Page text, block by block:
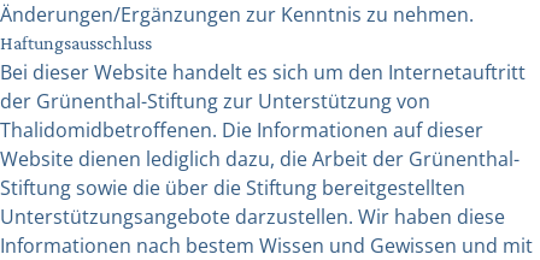
Änderungen/Ergänzungen zur Kenntnis zu nehmen.
Haftungsausschluss
Bei dieser Website handelt es sich um den Internetauftritt
der Grünenthal-Stiftung zur Unterstützung von
Thalidomidbetroffenen. Die Informationen auf dieser
Website dienen lediglich dazu, die Arbeit der Grünenthal-
Stiftung sowie die über die Stiftung bereitgestellten
Unterstützungsangebote darzustellen. Wir haben diese
Informationen nach bestem Wissen und Gewissen und mit